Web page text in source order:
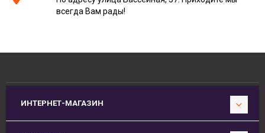
всегда Вам рады!
ИНТЕРНЕТ-МАГАЗИН